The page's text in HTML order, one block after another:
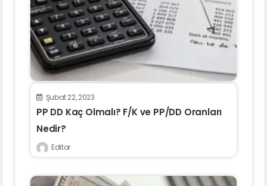
Şubat 22, 2023
PP DD Kaç Olmalı? F/K ve PP/DD Oranları
Nedir?
Editor